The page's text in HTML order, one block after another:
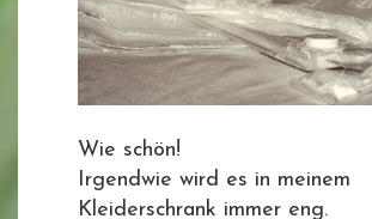
Wie schön!
Irgendwie wird es in meinem
Kleiderschrank immer eng.